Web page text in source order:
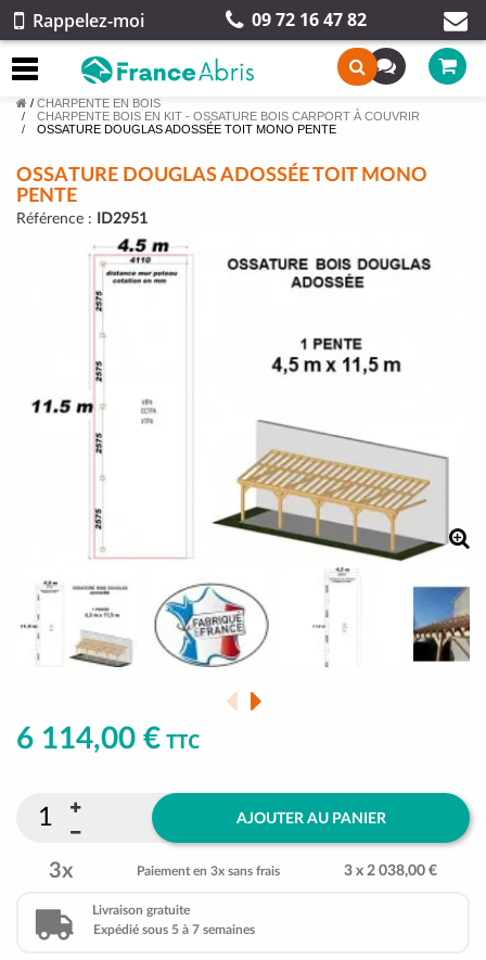
Rappelez-moi 09 72 16 47 82
/ CHARPENTE EN BOIS
CHARPENTE BOIS EN KIT - OSSATURE BOIS CARPORT À COUVRIR
OSSATURE DOUGLAS ADOSSÉE TOIT MONO PENTE
OSSATURE DOUGLAS ADOSSÉE TOIT MONO
PENTE
Référence : ID2951
6 114,00 € TTC
AJOUTER AU PANIER
3x Paiement en 3x sans frais 3 x 2 038,00 €
Livraison gratuite
Expédié sous 5 à 7 semaines